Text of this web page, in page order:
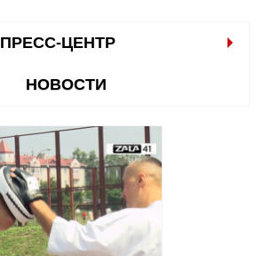
ПРЕСС-ЦЕНТР
НОВОСТИ